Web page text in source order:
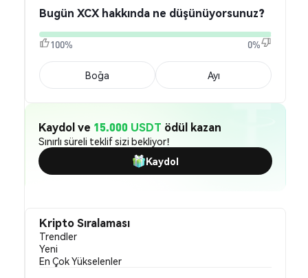
Bugün XCX hakkında ne düşünüyorsunuz?
100% 0%
Boğa Ayı
Kaydol ve 15.000 USDT ödül kazan
Sınırlı süreli teklif sizi bekliyor!
Kaydol
Kripto Sıralaması
Trendler
Yeni
En Çok Yükselenler